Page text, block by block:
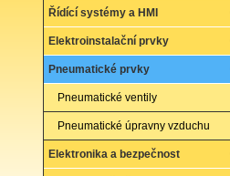
Řídící systémy a HMI
Elektroinstalační prvky
Pneumatické prvky
Pneumatické ventily
Pneumatické úpravny vzduchu
Elektronika a bezpečnost